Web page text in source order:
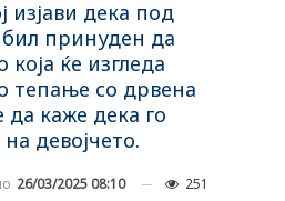
изјави дека под
принуден да
ќе изгледа
тепање со дрвена
да каже дека го
девојчето.
26/03/2025 08:10 251